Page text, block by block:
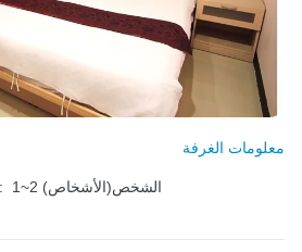
معلومات الغرفة
الحد الأقصى لعدد الضيوف :
1~2 الشخص(الأشخاص)